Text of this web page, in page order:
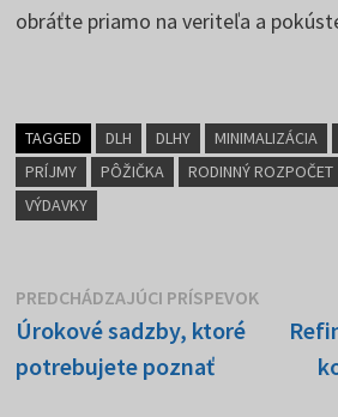
obráťte priamo na veriteľa a
TAGGED DLH DLHY MINIMALIZÁCIA
PRÍJMY
PÔŽIČKA RODINNÝ ROZPOČET
VÝDAVKY
Navigácia
v
článku
PREDCHÁDZAJÚCI PRÍSPEVOK
Úrokové sadzby, ktoré
potrebujete poznať